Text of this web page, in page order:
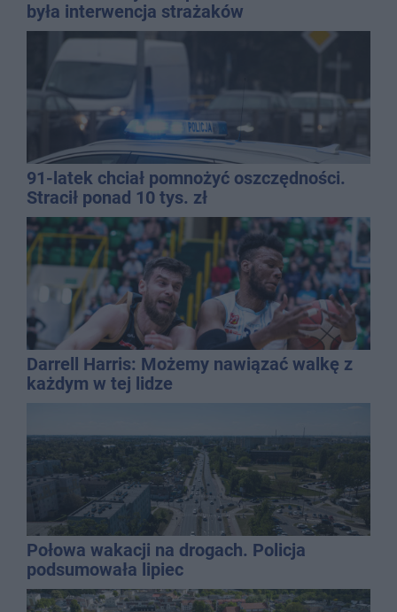
była interwencja strażaków
91-latek chciał pomnożyć oszczędności.
Stracił ponad 10 tys. zł
Darrell Harris: Możemy nawiązać walkę z
każdym w tej lidze
Połowa wakacji na drogach. Policja
podsumowała lipiec